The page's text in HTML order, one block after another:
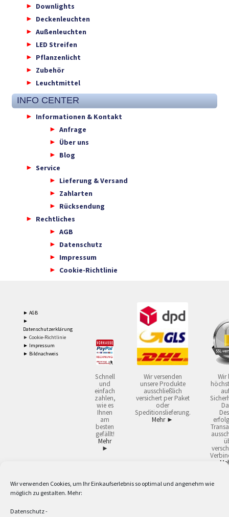
Wir verwenden Cookies, um Ihr Einkaufserlebnis so optimal und angenehm wie
möglich zu gestalten. Mehr:
Datenschutz-
Downlights
Deckenleuchten
Außenleuchten
LED Streifen
Pflanzenlicht
Zubehör
Leuchtmittel
INFO CENTER
Informationen & Kontakt
Anfrage
Über uns
Blog
Service
Lieferung & Versand
Zahlarten
Rücksendung
Rechtliches
AGB
Datenschutz
Impressum
Cookie-Richtlinie
► AGB
►
Datenschutzerklärung
► Cookie-Richtlinie
► Impressum
► Bildnachweis
Schnell
und
einfach
zahlen,
wie es
Ihnen
am
besten
gefällt!
Mehr
►
Wir versenden
unsere Produkte
ausschließlich
versichert per Paket
oder
Speditionslieferung.
Mehr ►
Wir
2 Lieferzeiten gelten mit Express-24.
Versandkostenfrei ab 59,90 € Nettowarenwert. Inseln ausgenommen. Unsere